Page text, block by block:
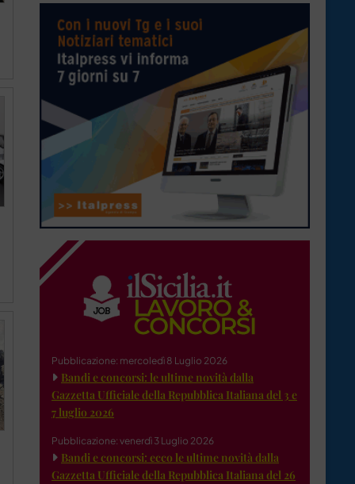
Pubblicazione: mercoledì 8 Luglio 2026
Bandi e concorsi: le ultime novità dalla
Gazzetta Ufficiale della Repubblica Italiana del 3 e
7 luglio 2026
Pubblicazione: venerdì 3 Luglio 2026
Bandi e concorsi: ecco le ultime novità dalla
Gazzetta Ufficiale della Repubblica Italiana del 26